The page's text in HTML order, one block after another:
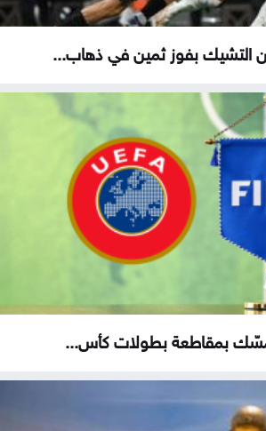
بفوز ثمين في ذهاب...
بمقاطعة بطولات كأس...